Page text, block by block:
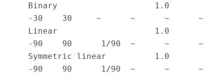
Binary                    1.0
-30    30     ~      ~      ~      ~
Linear                    1.0
-90    90      1/90  ~      ~      ~
Symmetric linear          1.0
-90    90      1/90  ~      ~      ~